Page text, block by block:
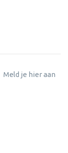
Meld je hier aan